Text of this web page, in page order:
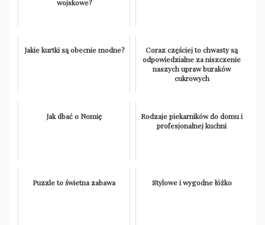
wojskowe?
Jakie kurtki są obecnie modne?
Coraz częściej to chwasty są
odpowiedzialne za niszczenie
naszych upraw buraków
cukrowych
Jak dbać o Nomię
Rodzaje piekarników do domu i
profesjonalnej kuchni
Puzzle to świetna zabawa Stylowe i wygodne łóżko